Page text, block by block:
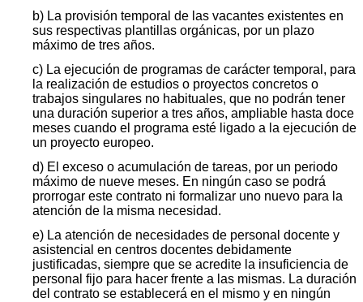
b) La provisión temporal de las vacantes existentes en
sus respectivas plantillas orgánicas, por un plazo
máximo de tres años.
c) La ejecución de programas de carácter temporal, para
la realización de estudios o proyectos concretos o
trabajos singulares no habituales, que no podrán tener
una duración superior a tres años, ampliable hasta doce
meses cuando el programa esté ligado a la ejecución de
un proyecto europeo.
d) El exceso o acumulación de tareas, por un periodo
máximo de nueve meses. En ningún caso se podrá
prorrogar este contrato ni formalizar uno nuevo para la
atención de la misma necesidad.
e) La atención de necesidades de personal docente y
asistencial en centros docentes debidamente
justificadas, siempre que se acredite la insuficiencia de
personal fijo para hacer frente a las mismas. La duración
del contrato se establecerá en el mismo y en ningún